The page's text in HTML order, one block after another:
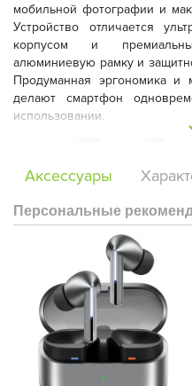
мобильной фотографии и
Устройство отличается
корпусом и
алюминиевую рамку и
Продуманная эргономика
делают смартфон
использовании.
Аксессуары
Персональные